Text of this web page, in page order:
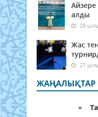
алды
28
Жас
27
ЖАҢАЛЫҚТАР
«